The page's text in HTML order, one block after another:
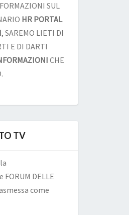
SUL
HR PORTAL
, SAREMO LIETI DI
E DI DARTI
CHE
TV
DELLE
come